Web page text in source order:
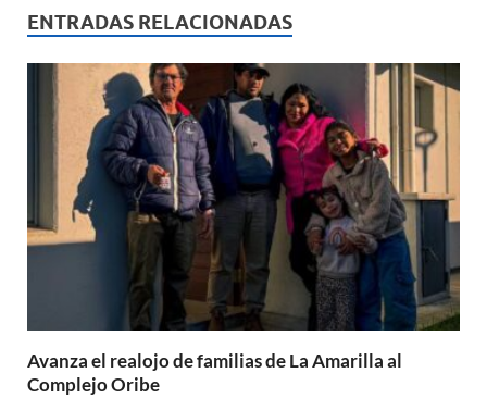
s
A
b
o
o
k
p
ar
ti
r
ENTRADAS RELACIONADAS
Avanza el realojo de familias de La Amarilla al
Complejo Oribe